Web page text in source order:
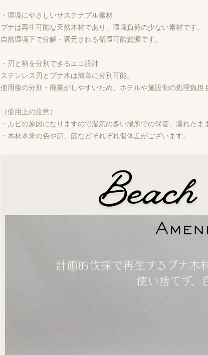
・環境にやさしいサステナブル素材
ブナは再生可能な天然木材であり、環境負荷の少ない素材です。
自然環境下で分解・還元される循環可能資源です。
・刃と柄を分別できるエコ設計
ステンレス刃とブナ木は簡単に分別可能。
使用後の分別・廃棄がしやすいため、ホテルや施設側の処理負担
（使用上の注意）
・カビの原因になりますので湿気の多い場所での保管、濡れたま
・木材本来の色や節、筋などそれぞれ個体差がございます。